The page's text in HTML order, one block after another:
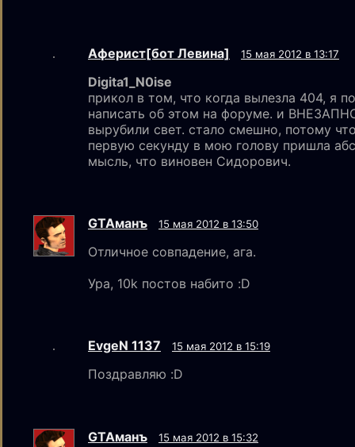
Аферист[бот Левина] 15 мая 2012 в 13:17
Digita1_N0ise
прикол в том, что когда вылезла 404, я
написать об этом на форуме. и
вырубили свет. стало смешно, потому
первую секунду в мою голову пришла
мысль, что виновен Сидорович.
GTAмaнъ 15 мая 2012 в 13:50
Отличное совпадение, ага.
Ура, 10k постов набито :D
EvgeN 1137 15 мая 2012 в 15:19
Поздравляю :D
GTAмaнъ 15 мая 2012 в 15:32